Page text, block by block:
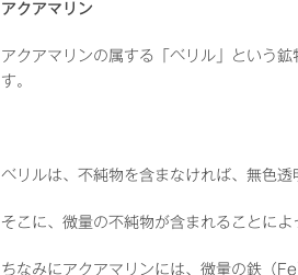
アクアマリン
アクアマリンの属する「ベリル」という
す。
ベリルは、不純物を含まなければ、無色透
そこに、微量の不純物が含まれることによ
ちなみにアクアマリンには、微量の鉄（